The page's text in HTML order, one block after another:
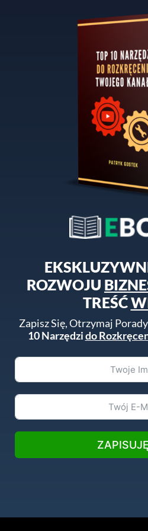
ROZWOJU
TREŚĆ
Zapisz Się, Otrzymaj
10 Narzędzido